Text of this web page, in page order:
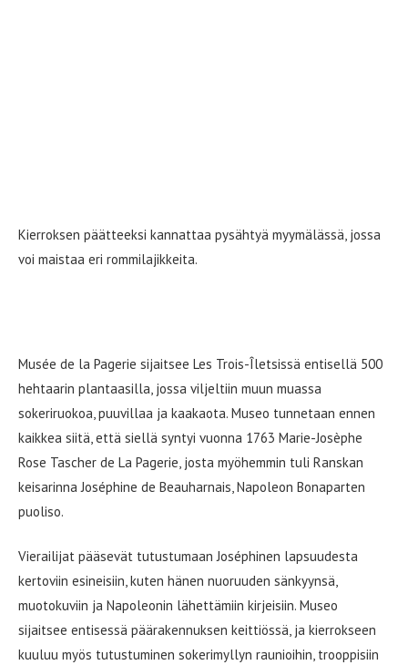
Kierroksen päätteeksi kannattaa pysähtyä myymälässä, jossa
voi maistaa eri rommilajikkeita.
Musée de la Pagerie sijaitsee Les Trois-Îletsissä entisellä 500
hehtaarin plantaasilla, jossa viljeltiin muun muassa
sokeriruokoa, puuvillaa ja kaakaota. Museo tunnetaan ennen
kaikkea siitä, että siellä syntyi vuonna 1763 Marie-Josèphe
Rose Tascher de La Pagerie, josta myöhemmin tuli Ranskan
keisarinna Joséphine de Beauharnais, Napoleon Bonaparten
puoliso.
Vierailijat pääsevät tutustumaan Joséphinen lapsuudesta
kertoviin esineisiin, kuten hänen nuoruuden sänkyynsä,
muotokuviin ja Napoleonin lähettämiin kirjeisiin. Museo
sijaitsee entisessä päärakennuksen keittiössä, ja kierrokseen
kuuluu myös tutustuminen sokerimyllyn raunioihin, trooppisiin